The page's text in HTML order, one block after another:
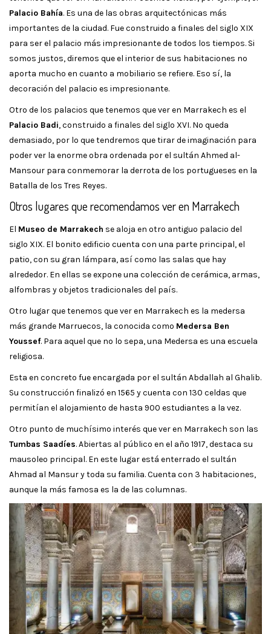
Palacio Bahía. Es una de las obras arquitectónicas más
importantes de la ciudad. Fue construido a finales del siglo XIX
para ser el palacio más impresionante de todos los tiempos. Si
somos justos, diremos que el interior de sus habitaciones no
aporta mucho en cuanto a mobiliario se refiere. Eso sí, la
decoración del palacio es impresionante.
Otro de los palacios que tenemos que ver en Marrakech es el
Palacio Badi, construido a finales del siglo XVI. No queda
demasiado, por lo que tendremos que tirar de imaginación para
poder ver la enorme obra ordenada por el sultán Ahmed al-
Mansour para conmemorar la derrota de los portugueses en la
Batalla de los Tres Reyes.
Otros lugares que recomendamos ver en Marrakech
El Museo de Marrakech se aloja en otro antiguo palacio del
siglo XIX. El bonito edificio cuenta con una parte principal, el
patio, con su gran lámpara, así como las salas que hay
alrededor. En ellas se expone una colección de cerámica, armas,
alfombras y objetos tradicionales del país.
Otro lugar que tenemos que ver en Marrakech es la medersa
más grande Marruecos, la conocida como Medersa Ben
Youssef. Para aquel que no lo sepa, una Medersa es una escuela
religiosa.
Esta en concreto fue encargada por el sultán Abdallah al Ghalib.
Su construcción finalizó en 1565 y cuenta con 130 celdas que
permitían el alojamiento de hasta 900 estudiantes a la vez.
Otro punto de muchísimo interés que ver en Marrakech son las
Tumbas Saadíes. Abiertas al público en el año 1917, destaca su
mausoleo principal. En este lugar está enterrado el sultán
Ahmad al Mansur y toda su familia. Cuenta con 3 habitaciones,
aunque la más famosa es la de las columnas.